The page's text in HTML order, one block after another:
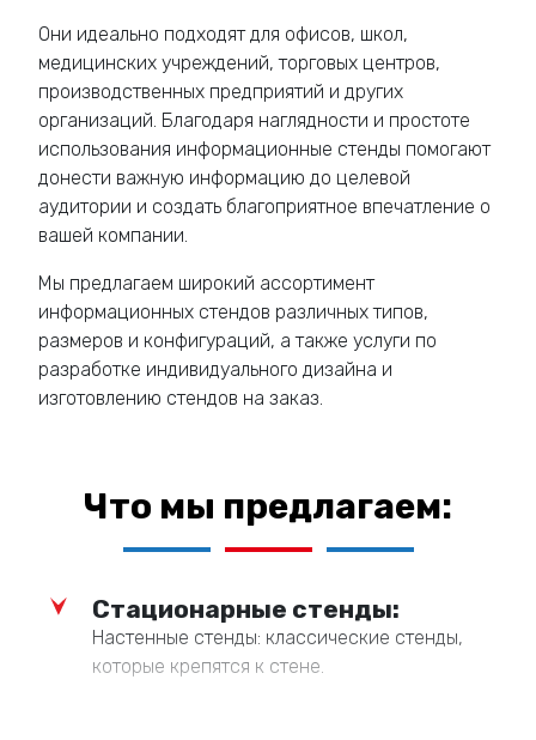
Они идеально подходят для офисов, школ,
медицинских учреждений, торговых центров,
производственных предприятий и других
организаций. Благодаря наглядности и простоте
использования информационные стенды помогают
донести важную информацию до целевой
аудитории и создать благоприятное впечатление о
вашей компании.
Мы предлагаем широкий ассортимент
информационных стендов различных типов,
размеров и конфигураций, а также услуги по
разработке индивидуального дизайна и
изготовлению стендов на заказ.
Что мы предлагаем:
Стационарные стенды:
Настенные стенды: классические стенды,
которые крепятся к стене.